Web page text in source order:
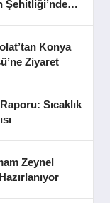
Şehitliği’nde
Konya
Ziyaret
Sıcaklık
Zeynel